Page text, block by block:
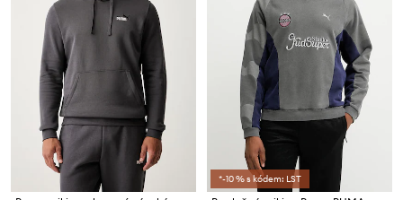
*-10 % s kódem: LST